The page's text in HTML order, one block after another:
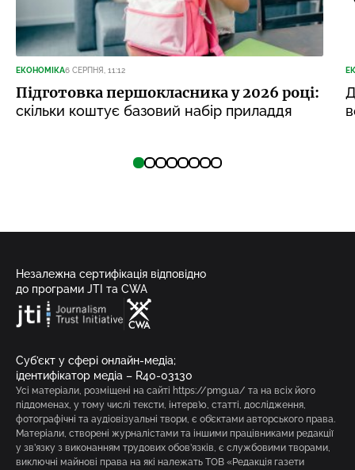
ЕКОНОМІКА6 СЕРПНЯ, 11:12
Підготовка першокласника у 2026 році:
скільки коштує базовий набір приладдя
Незалежна сертифікація відповідно
до програми JTI та CWA
Суб’єкт у сфері онлайн-медіа;
ідентифікатор медіа – R40-03130
Усі матеріали, розміщені на сайті https://pmg.ua/ та на всіх його
піддоменах, у тому числі тексти, інтерв’ю, статті, дослідження,
фотографічні та аудіовізуальні твори, є об’єктами авторського права.
Матеріали, створені журналістами та іншими працівниками редакції
у зв’язку з виконанням трудових обов’язків, є службовими творами,
виключні майнові права на які належать ТОВ «Редакція газети